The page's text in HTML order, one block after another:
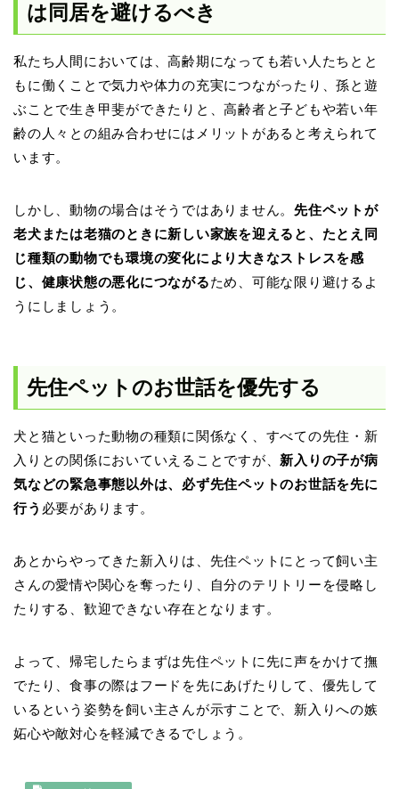
は同居を避けるべき
私たち人間においては、高齢期になっても若い人たちとと
もに働くことで気力や体力の充実につながったり、孫と遊
ぶことで生き甲斐ができたりと、高齢者と子どもや若い年
齢の人々との組み合わせにはメリットがあると考えられて
います。
しかし、動物の場合はそうではありません。先住ペットが
老犬または老猫のときに新しい家族を迎えると、たとえ同
じ種類の動物でも環境の変化により大きなストレスを感
じ、健康状態の悪化につながるため、可能な限り避けるよ
うにしましょう。
先住ペットのお世話を優先する
犬と猫といった動物の種類に関係なく、すべての先住・新
入りとの関係においていえることですが、 新入りの子が病
気などの緊急事態以外は、必ず先住ペットのお世話を先に
行う 必要があります。
あとからやってきた新入りは、先住ペットにとって飼い主
さんの愛情や関心を奪ったり、自分のテリトリーを侵略し
たりする、歓迎できない存在となります。
よって、帰宅したらまずは先住ペットに先に声をかけて撫
でたり、食事の際はフードを先にあげたりして、優先して
いるという姿勢を飼い主さんが示すことで、新入りへの嫉
妬心や敵対心を軽減できるでしょう。